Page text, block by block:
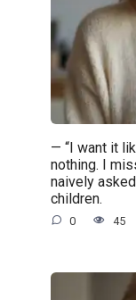
— “I want it
nothing. I
naively
children.
0 45